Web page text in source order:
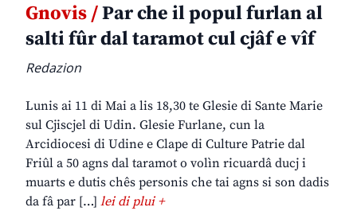
Gnovis /Par che il popul furlan al
salti fûr dal taramot cul cjâf e vîf
Redazion
Lunis ai 11 di Mai a lis 18,30 te Glesie di Sante Marie
sul Cjiscjel di Udin. Glesie Furlane, cun la
Arcidiocesi di Udine e Clape di Culture Patrie dal
Friûl a 50 agns dal taramot o volìn ricuardâ ducj i
muarts e dutis chês personis che tai agns si son dadis
da fâ par […] lei di plui +